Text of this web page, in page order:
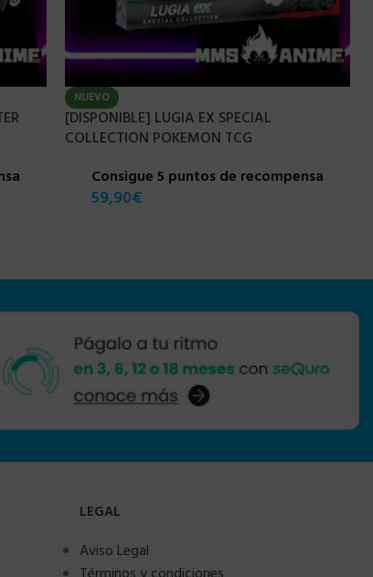
NUEVO
[DISPONIBLE] LUGIA EX SPECIAL
COLLECTION POKEMON TCG
Consigue 5 puntos de recompensa
59,90€
LEGAL
Aviso Legal